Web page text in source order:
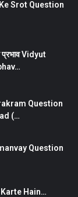
Srot Question
Vidyut
Question
(…
Question
Hain…